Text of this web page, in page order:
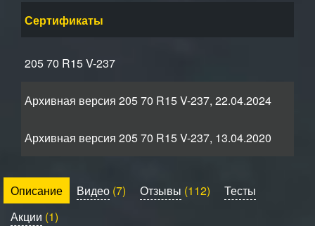
Сертификаты
205 70 R15 V-237
Архивная версия 205 70 R15 V-237, 22.04.2024
Архивная версия 205 70 R15 V-237, 13.04.2020
Описание Видео (7) Отзывы (112)
Тесты
Акции (1)